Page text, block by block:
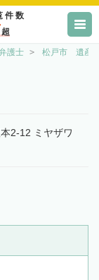
件数
超
護士 松戸市 遺産
2-12 ミヤザワ